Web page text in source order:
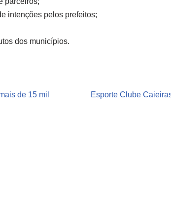
intenções pelos prefeitos;
dos municípios.
de 15 mil
Esporte Clube